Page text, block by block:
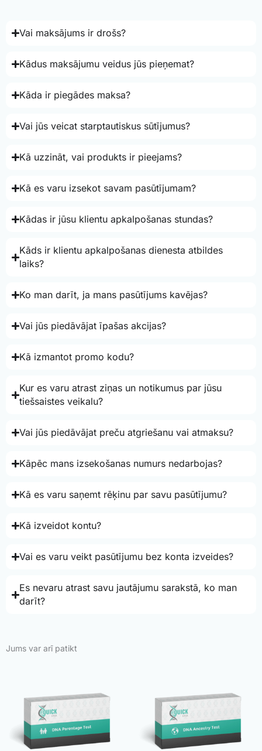
Vai maksājums ir drošs?
Kādus maksājumu veidus jūs pieņemat?
Kāda ir piegādes maksa?
Vai jūs veicat starptautiskus sūtījumus?
Kā uzzināt, vai produkts ir pieejams?
Kā es varu izsekot savam pasūtījumam?
Kādas ir jūsu klientu apkalpošanas stundas?
Kāds ir klientu apkalpošanas dienesta atbildes
laiks?
Ko man darīt, ja mans pasūtījums kavējas?
Vai jūs piedāvājat īpašas akcijas?
Kā izmantot promo kodu?
Kur es varu atrast ziņas un notikumus par jūsu
tiešsaistes veikalu?
Vai jūs piedāvājat preču atgriešanu vai atmaksu?
Kāpēc mans izsekošanas numurs nedarbojas?
Kā es varu saņemt rēķinu par savu pasūtījumu?
Kā izveidot kontu?
Vai es varu veikt pasūtījumu bez konta izveides?
Es nevaru atrast savu jautājumu sarakstā, ko man
darīt?
Jums var arī patikt